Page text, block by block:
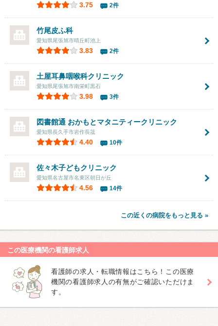
3.75 2件
竹尾皮ふ科
愛知県尾張旭市晴丘町池上
3.83 2件
土屋耳鼻咽喉科クリニック
愛知県尾張旭市南栄町黒石
3.98 3件
図書館通 おかもとマタニティークリニック
愛知県長久手市岩作長筬
4.40 10件
佐々木子どもクリニック
愛知県名古屋市名東区朝日が丘
4.56 14件
この近くの病院をもっと見る »
この医療機関の看護師求人
看護師の求人・転職情報はこちら！この医療
機関の看護師求人の有無がご確認いただけま
す。